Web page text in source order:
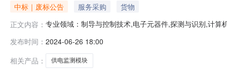
中标｜废标公告 服务采购
货物
正文内容： 专业领域：制导与控制技术,电子元器件,探测与识别,计
定，对本次采购做废标处理。联系人：郭老师联系电话
发布时间： 2024-06-26 18:00
相关产品：
供电监测模块